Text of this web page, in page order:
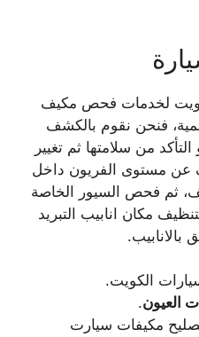
لخدمات فحص مكيف
فنحن نقوم بالكشف
من سلامتها ثم تغيير
عن مستوى الفريون داخل
ثم فحص السيور الخاصة
مكان انابيب التبريد
بالانابيب.
الكويت.
العيون.
مكيفات سيارت